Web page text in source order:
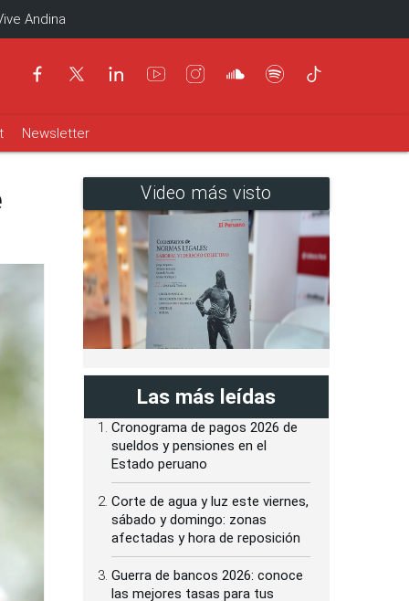
Andina
Newsletter
Video más visto
Las más leídas
Cronograma de pagos 2026 de
sueldos y pensiones en el
Estado peruano
Corte de agua y luz este viernes,
sábado y domingo: zonas
afectadas y hora de reposición
Guerra de bancos 2026: conoce
las mejores tasas para tus